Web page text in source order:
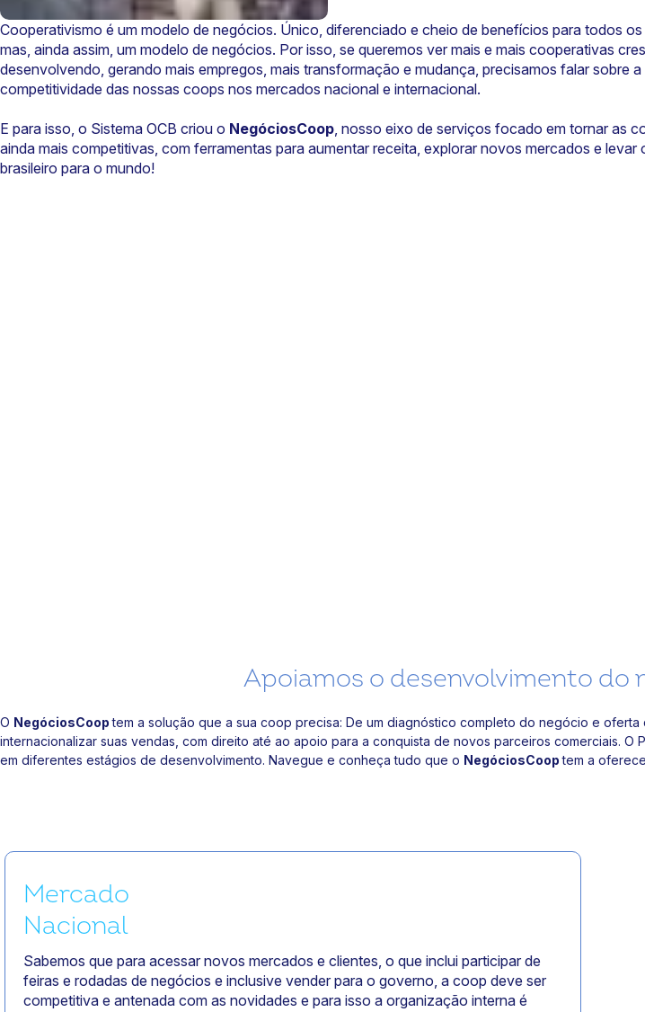
Cooperativismo é um modelo de negócios. Único, diferenciado e cheio de benefícios para todos
mas, ainda assim, um modelo de negócios. Por isso, se queremos ver mais e mais cooperativas
desenvolvendo, gerando mais empregos, mais transformação e mudança, precisamos falar sobre a
competitividade das nossas coops nos mercados nacional e internacional.
E para isso, o Sistema OCB criou o NegóciosCoop, nosso eixo de serviços focado em tornar as
ainda mais competitivas, com ferramentas para aumentar receita, explorar novos mercados e levar
brasileiro para o mundo!
Apoiamos o desenvolvimento do
O NegóciosCooptem a solução que a sua coop precisa: De um diagnóstico completo do negócio e
internacionalizar suas vendas, com direito até ao apoio para a conquista de novos parceiros comerciais.
em diferentes estágios de desenvolvimento. Navegue e conheça tudo que o NegóciosCooptem a
Mercado
Nacional
Sabemos que para acessar novos mercados e clientes, o que inclui participar de
feiras e rodadas de negócios e inclusive vender para o governo, a coop deve ser
competitiva e antenada com as novidades e para isso a organização interna é